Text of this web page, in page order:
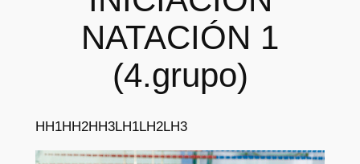
NATACIÓN 1
(4.grupo)
HH1HH2HH3LH1LH2LH3